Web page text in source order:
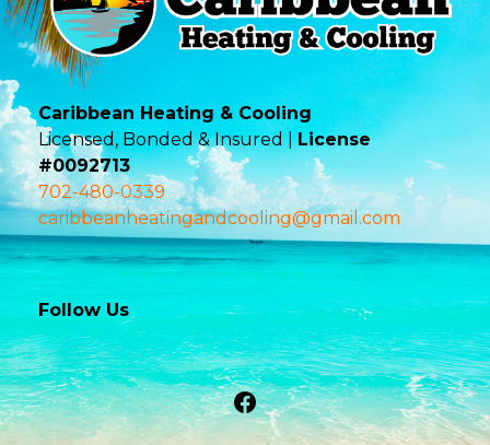
Caribbean Heating & Cooling
Licensed, Bonded & Insured |License
#0092713
702-480-0339
caribbeanheatingandcooling@gmail.com
Follow Us
Facebook